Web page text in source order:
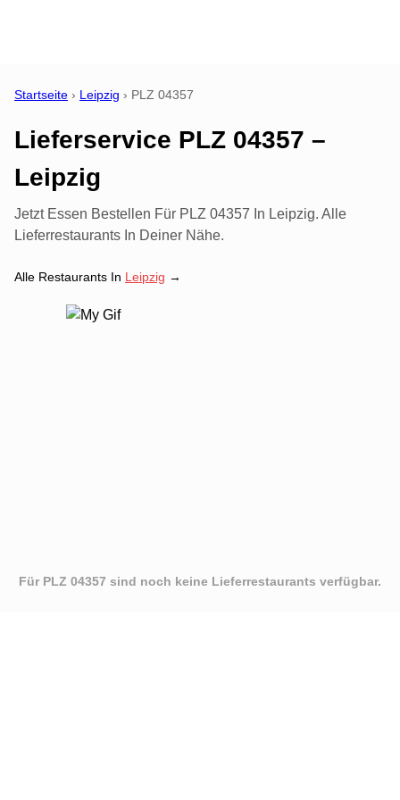
Startseite › Leipzig › PLZ 04357
Lieferservice PLZ 04357 –
Leipzig
Jetzt Essen Bestellen Für PLZ 04357 In Leipzig. Alle
Lieferrestaurants In Deiner Nähe.
Alle Restaurants In Leipzig →
Für PLZ 04357 sind noch keine Lieferrestaurants verfügbar.